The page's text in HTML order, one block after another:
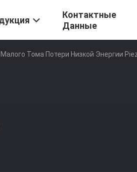
Контактные
Данные
Тома Потери Низкой Энергии